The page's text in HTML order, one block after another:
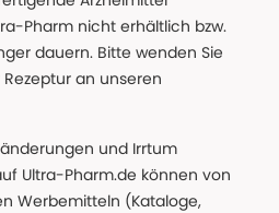
Pharm nicht erhältlich bzw.
dauern. Bitte wenden Sie
an unseren
und Irrtum
Ultra-Pharm.de können von
Werbemitteln (Kataloge,